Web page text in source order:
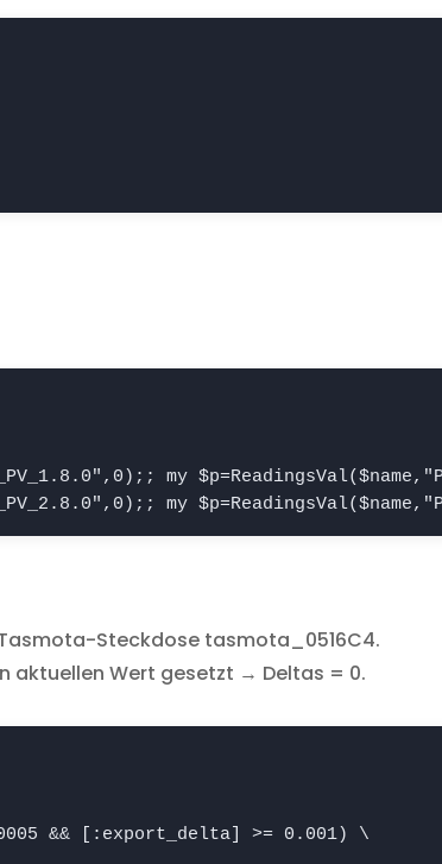
my
my
Steckdose tasmota_0516C4.
aktuellen Wert gesetzt → Deltas = 0.
&& [ :export_delta] >= 0.001) \